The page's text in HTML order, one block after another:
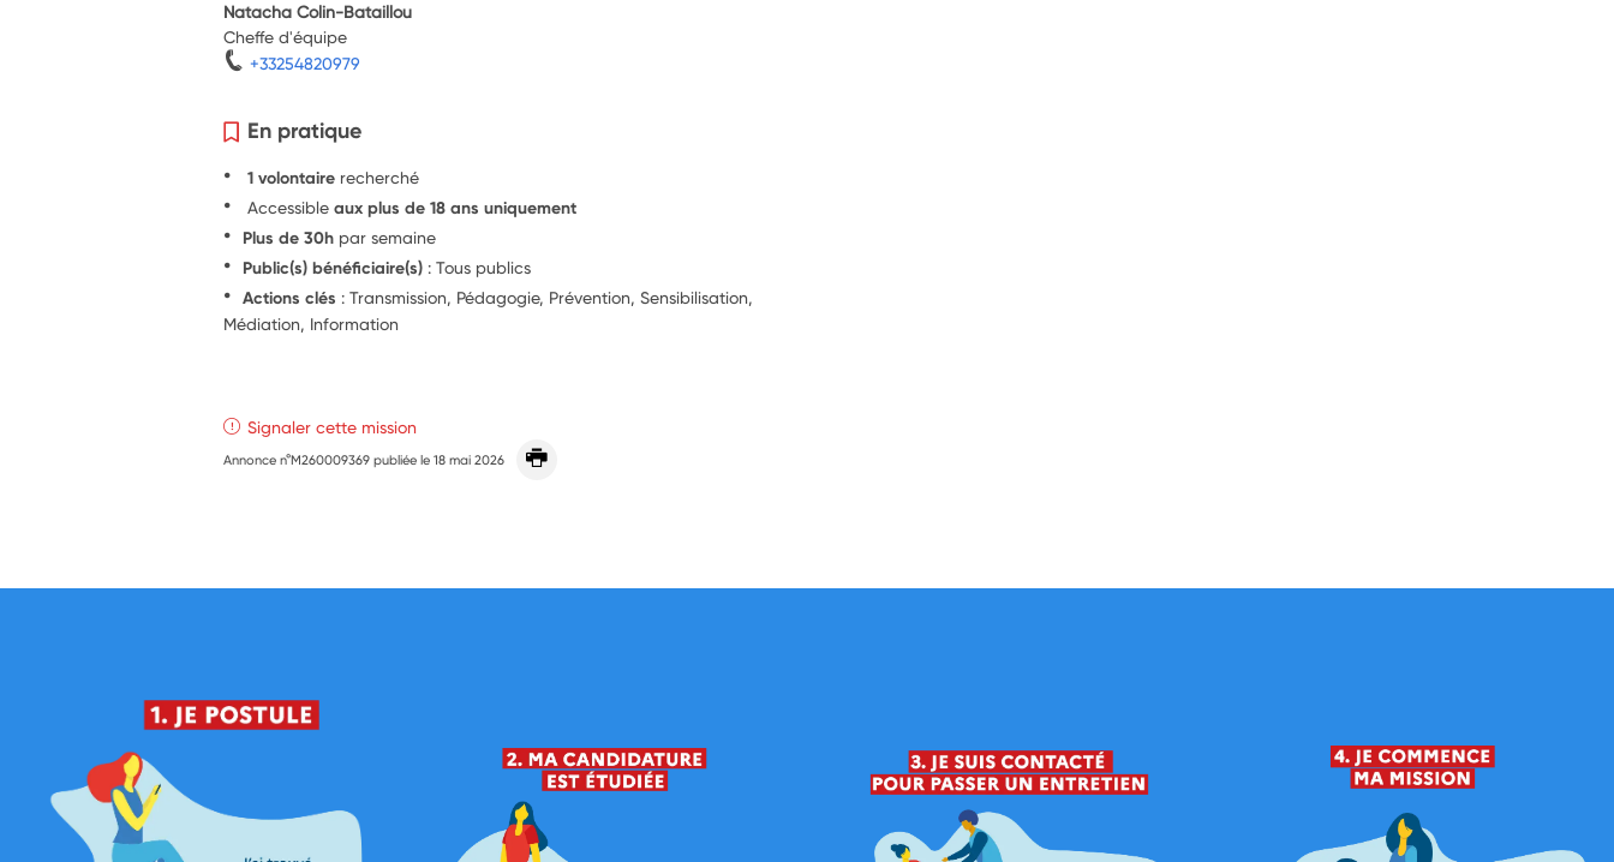
Natacha Colin-Bataillou
Cheffe d'équipe
+33254820979
En pratique
1 volontaire recherché
Accessibleaux plus de 18 ans uniquement
Plus de 30h par semaine
Public(s) bénéficiaire(s) : Tous publics
Actions clés : Transmission, Pédagogie, Prévention, Sensibilisation,
Médiation, Information
Signaler cette mission
Annonce n°M260009369 publiée le18 mai 2026